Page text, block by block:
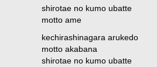
shirotae no kumo ubatte
motto ame
kechirashinagara arukedo
motto akabana
shirotae no kumo ubatte